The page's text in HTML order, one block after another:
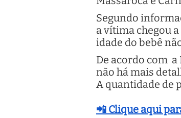
Segundo
a vítima chegou
idade do bebê
De acordo com a
não há mais
A quantidade de
📲 Clique aqui